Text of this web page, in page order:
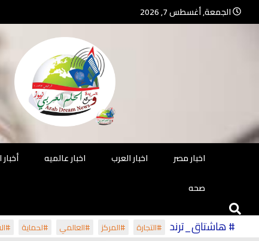
الجمعة, أغسطس 7, 2026
جريدة مستقلة – صحافة تضيئ لك
اخبار مصر
اخبار العرب اخبار عالميه
صحه
# هاشتاق_ترند #التجارة #المركز #العالمي #لحماية